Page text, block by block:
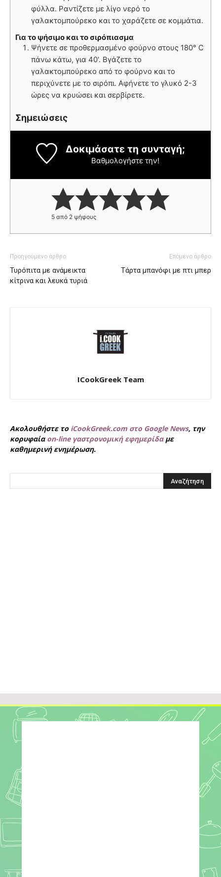
φύλλα. Ραντίζετε με λίγο νερό το
γαλακτομπούρεκο και το χαράζετε σε κομμάτια.
Για το ψήσιμο και το σιρόπιασμα
Ψήνετε σε προθερμασμένο φούρνο στους 180° C
πάνω κάτω, για 40'. Βγάζετε το
γαλακτομπούρεκο από το φούρνο και το
περιχύνετε με το σιρόπι. Αφήνετε το γλυκό 2-3
ώρες να κρυώσει και σερβίρετε.
Σημειώσεις
Δοκιμάσατε τη συνταγή;
Βαθμολογήστε την!
5 από 2 ψήφους
Προηγούμενο άρθρο
Τυρόπιτα με ανάμεικτα
κίτρινα και λευκά τυριά
Επόμενο άρθρο
Τάρτα μπανόφι με πτι μπερ
ICookGreek Team
Ακολουθήστε το iCookGreek.com στο Google News, την
κορυφαία on-line γαστρονομική εφημερίδαμε
καθημερινή ενημέρωση.